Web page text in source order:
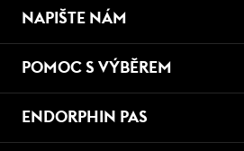
NAPIŠTE NÁM
POMOC S VÝBĚREM
ENDORPHIN PAS